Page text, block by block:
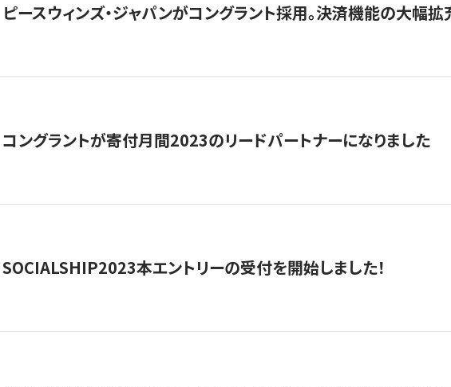
ピースウィンズ・ジャパンがコングラント採用。決済機能の大幅
コングラントが寄付月間2023のリードパートナーになりました
SOCIALSHIP2023本エントリーの受付を開始しました！